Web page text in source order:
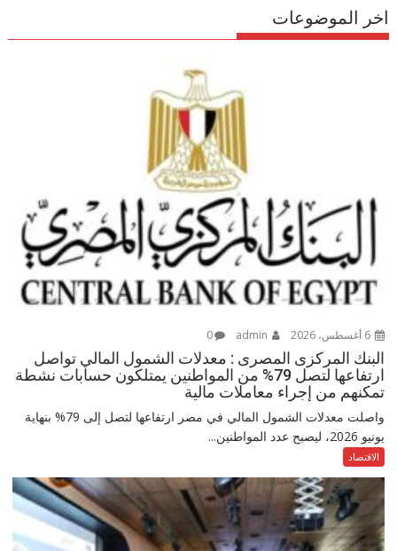
اخر الموضوعات
6 أغسطس، 2026 0
البنك المركزى المصرى : معدلات الشمول المالي تواصل
ارتفاعها لتصل 79% من المواطنين يمتلكون حسابات نشطة
تمكنهم من إجراء معاملات مالية
واصلت معدلات الشمول المالي في مصر ارتفاعها لتصل إلى 79% بنهاية
يونيو 2026، ليصبح عدد المواطنين...
الاقتصاد